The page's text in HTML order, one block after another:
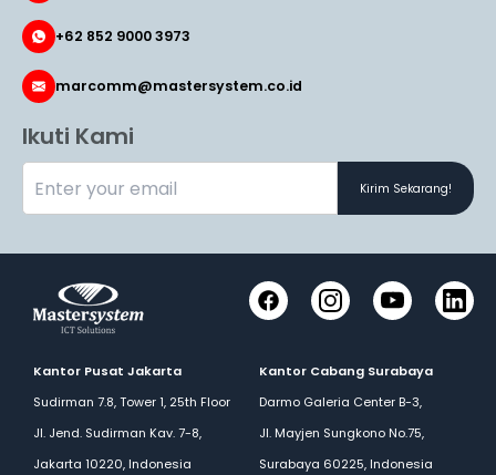
+62 852 9000 3973
marcomm@mastersystem.co.id
Ikuti Kami
Kirim Sekarang!
FacebookInstagramYouTube
Kantor Pusat Jakarta
Sudirman 7.8, Tower 1, 25th Floor
Jl. Jend. Sudirman Kav. 7-8,
Jakarta 10220, Indonesia
Kantor Cabang Surabaya
Darmo Galeria Center B-3,
Jl. Mayjen Sungkono No.75,
Surabaya 60225, Indonesia